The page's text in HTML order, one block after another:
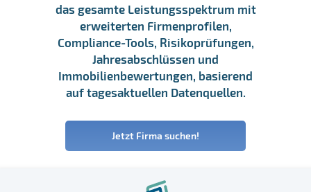
das gesamte Leistungsspektrum mit
erweiterten Firmenprofilen,
Compliance-Tools, Risikoprüfungen,
Jahresabschlüssen und
Immobilienbewertungen, basierend
auf tagesaktuellen Datenquellen.
Jetzt Firma suchen!